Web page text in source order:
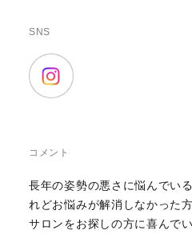
SNS
コメント
長年の姿勢の悪さに悩んでい
れどお悩みが解消しなかった
サロンをお探しの方に喜んで